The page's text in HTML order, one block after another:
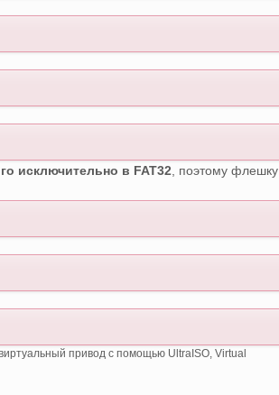
исключительно в FAT32, поэтому флешку
привод с помощью UltraISO, Virtual